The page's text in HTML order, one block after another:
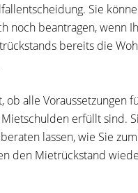
Sie
noch beantragen, wenn
bereits die
ob alle Voraussetzungen
erfüllt sind.
lassen, wie Sie
den Mietrückstand